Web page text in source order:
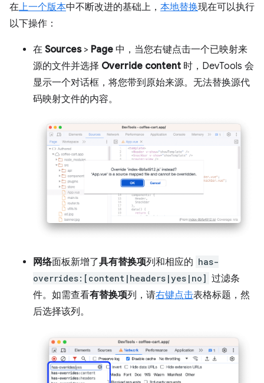
在上一个版本中不断改进的基础上， 本地替换现在可以执行
以下操作：
在 Sources> Page 中，当您右键点击一个已映射来
源的文件并选择 Override content 时，DevTools 会
显示一个对话框，将您带到原始来源。无法替换源代
码映射文件的内容。
网络面板新增了具有替换项列和相应的 has-
overrides:[content|headers|yes|no] 过滤条
件。如需查看有替换项列，请右键点击表格标题，然
后选择该列。